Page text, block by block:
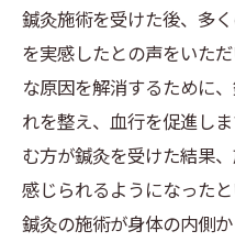
鍼灸施術を受けた後、多
を実感したとの声をいた
な原因を解消するために
れを整え、血行を促進し
む方が鍼灸を受けた結果
感じられるようになった
鍼灸の施術が身体の内側